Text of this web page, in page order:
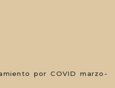
por COVID marzo-